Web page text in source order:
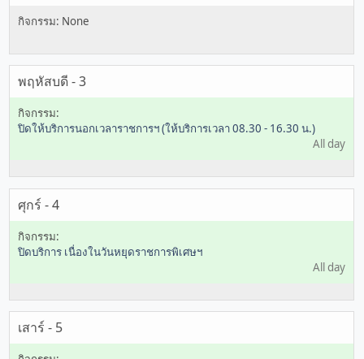
พฤหัสบดี - 3
ปิดให้บริการนอกเวลาราชการฯ (ให้บริการเวลา 08.30 - 16.30 น.)
All day
ศุกร์ - 4
ปิดบริการ เนื่องในวันหยุดราชการพิเศษฯ
All day
เสาร์ - 5